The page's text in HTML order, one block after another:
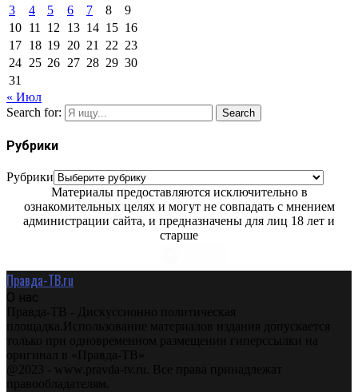
3
4 5 6 7 8
9
10 11 12 13 14 15 16
17 18 19 20 21 22 23
24 25 26 27 28 29 30
31
« Июл
Search for:
Search
Рубрики
Рубрики
Материалы предоставляются исключительно в
ознакомительных целях и могут не совпадать с мнением
администрации сайта, и предназначены для лиц 18 лет и
старше
Правда-ТВ.ru
О нас
Правда-ТВ - Дискуссионно политическая
площадка.Использование материалов издания допускается
только при одновременном размещении гиперссылки на
оригинал в «Правда-ТВ»
@2023 - www.pravda-tv.ru. Все права принадлежат
правообладателям.